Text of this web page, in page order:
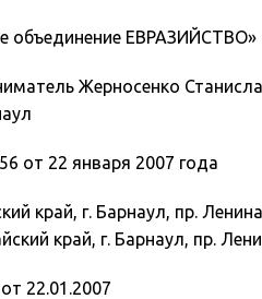
объединение
Жерносенко
от 22 января 2007 года
край, г. Барнаул, пр.
край, г. Барнаул, пр.
22.01.2007